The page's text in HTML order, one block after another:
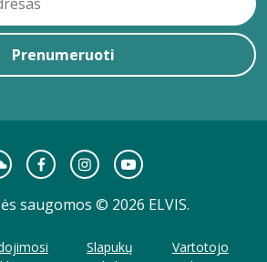
Prenumeruoti
saugomos © 2026 ELVIS.
Slapukų
Vartotojo